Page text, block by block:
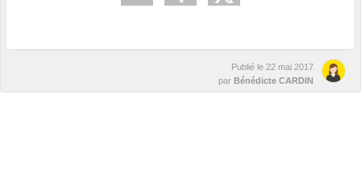
Publié le 22 mai 2017
par Bénédicte CARDIN